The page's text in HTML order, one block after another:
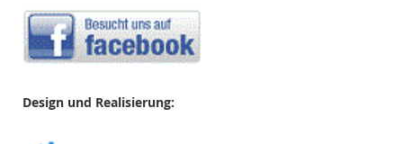
Design und Realisierung: